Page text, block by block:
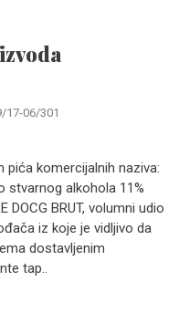
17-06/301
komercijalnih naziva:
stvarnog alkohola 11%
DOCG BRUT, volumni udio
iz koje je vidljivo da
dostavljenim
tap..